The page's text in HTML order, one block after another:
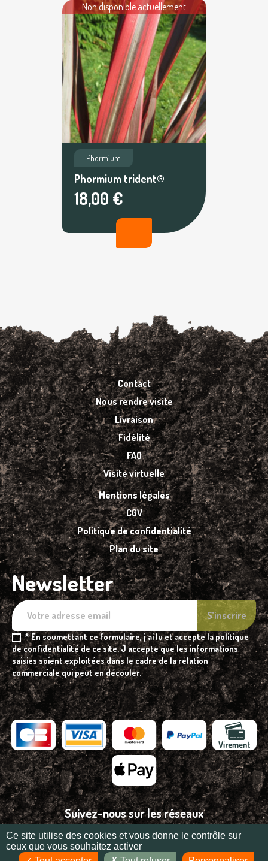
Non disponible actuellement
Phormium
Phormium trident®
18,00 €
Contact
Nous rendre visite
Livraison
Fidélité
FAQ
Visite virtuelle
Mentions légales
CGV
Politique de confidentialité
Plan du site
Newsletter
* En soumettant ce formulaire, j'ai lu et accepte la politique
de confidentialité de ce site. J'accepte que les informations
saisies soient exploitées dans le cadre de la relation
commerciale qui peut en découler.
Suivez-nous sur les réseaux
Ce site utilise des cookies et vous donne le contrôle sur
ceux que vous souhaitez activer